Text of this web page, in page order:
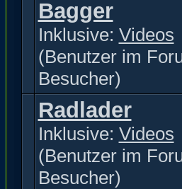
Bagger
Inklusive: Videos
(Benutzer im
Besucher)
Radlader
Inklusive: Videos
(Benutzer im
Besucher)